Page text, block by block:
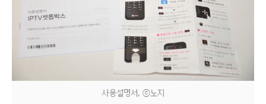
사용설명서, ⓒ노지